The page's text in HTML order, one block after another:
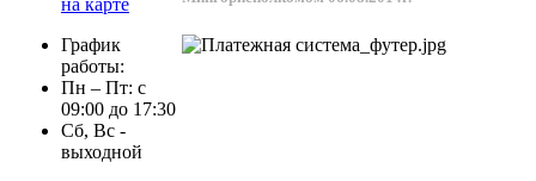
на карте
График
работы:
Пн – Пт: с
09:00 до 17:30
Сб, Вс -
выходной